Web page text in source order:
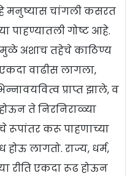
मनुष्यास चांगली कसरत
पाहण्यातली गोष्ट आहे.
अशाच तहेचे काठिण्य
वाढीस लागला,
प्राप्त झाले, व
ते निरनिराळ्या
रूपांतर करू पाहणाच्या
होऊ लागतो. राज्य, धर्म,
रीति एकदा रूढ होऊन